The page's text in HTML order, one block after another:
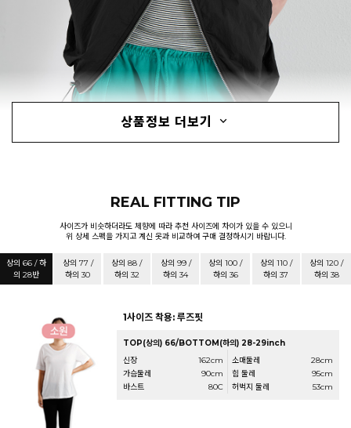
상품정보 더보기
REAL FITTING TIP
사이즈가 비슷하더라도 체향에 따라 추천 사이즈에 차이가 있을 수 있으니
위 상세 스펙을 가지고 계신 옷과 비교하여 구매 결정하시기 바랍니다.
상의 66 / 하
의 28반
상의 77 /
하의 30
상의 88 /
하의 32
상의 99 /
하의 34
상의 100 /
하의 36
상의 110 /
하의 37
상의 120 /
하의 38
1사이즈 착용: 루즈핏
TOP(상의) 66/BOTTOM(하의) 28-29inch
신장
162cm
가슴둘레
90cm
바스트
80C
소매둘레
28cm
힙 둘레
95cm
허벅지 둘레
53cm